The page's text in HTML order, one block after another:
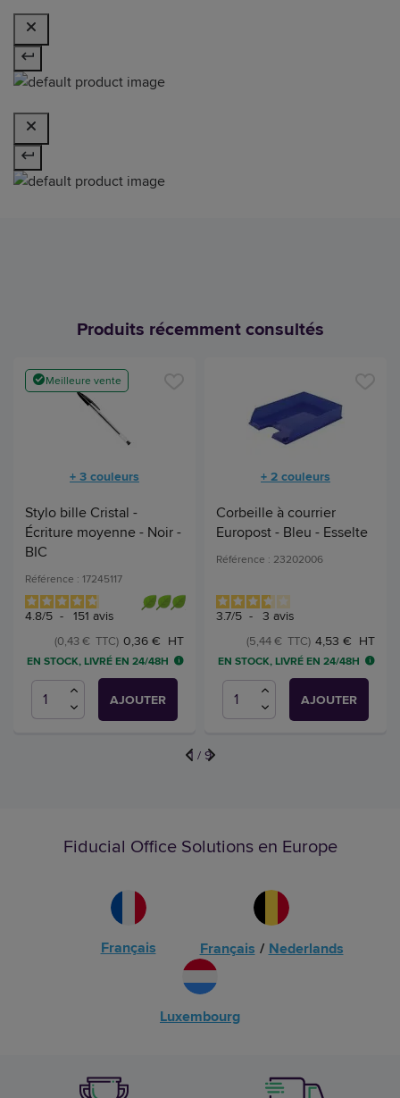
Produits récemment consultés
Meilleure vente
+ 3 couleurs
Stylo bille Cristal -
Écriture moyenne - Noir -
BIC
Référence : 17245117
4.8/5 - 151 avis
0,36 € HT
(0,43 € TTC)
EN STOCK, LIVRÉ EN 24/48H
AJOUTER
+ 2 couleurs
Corbeille à courrier
Europost - Bleu - Esselte
Référence : 23202006
3.7/5 - 3 avis
4,53 € HT
(5,44 € TTC)
EN STOCK, LIVRÉ EN 24/48H
AJOUTER
1 / 9
Fiducial Office Solutions en Europe
Français Français / Nederlands
Luxembourg